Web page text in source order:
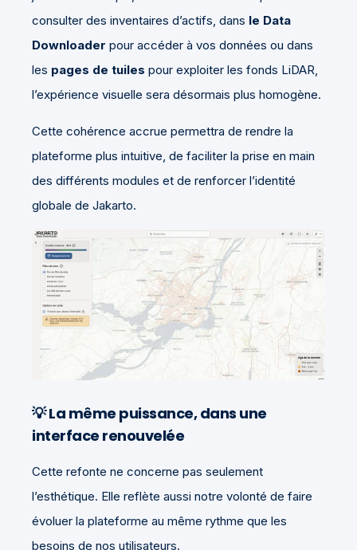
consulter des inventaires d’actifs, dans le Data
Downloader pour accéder à vos données ou dans
les pages de tuiles pour exploiter les fonds LiDAR,
l’expérience visuelle sera désormais plus homogène.
Cette cohérence accrue permettra de rendre la
plateforme plus intuitive, de faciliter la prise en main
des différents modules et de renforcer l’identité
globale de Jakarto.
💡 La même puissance, dans une
interface renouvelée
Cette refonte ne concerne pas seulement
l’esthétique. Elle reflète aussi notre volonté de faire
évoluer la plateforme au même rythme que les
besoins de nos utilisateurs.